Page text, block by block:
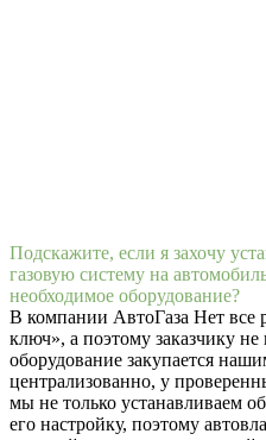
Подскажите, если я захочу
газовую систему на
необходимое оборудование?
В компании АвтоГаза Нет все
ключ», а поэтому заказчику
оборудование закупается
централизованно, у
мы не только устанавливаем
его настройку, поэтому